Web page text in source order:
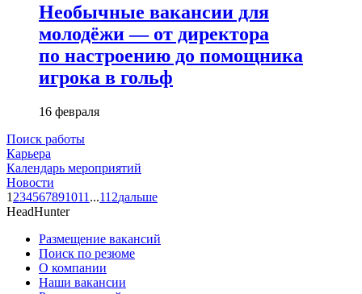
Необычные вакансии для
молодёжи — от директора
по настроению до помощника
игрока в гольф
16 февраля
Поиск работы
Карьера
Календарь мероприятий
Новости
1 234567891011 ...112дальше
HeadHunter
Размещение вакансий
Поиск по резюме
О компании
Наши вакансии